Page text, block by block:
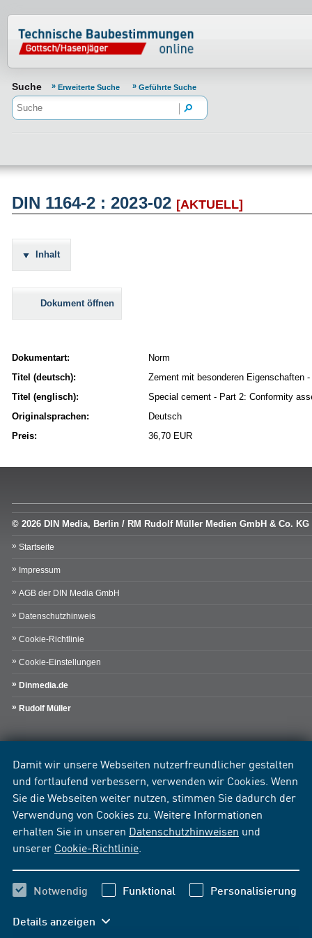
Damit wir unsere Webseiten nutzerfreundlicher gestalten
und fortlaufend verbessern, verwenden wir Cookies. Wenn
Sie die Webseiten weiter nutzen, stimmen Sie dadurch der
Verwendung von Cookies zu. Weitere Informationen
erhalten Sie in unseren Datenschutzhinweisen und
unserer Cookie-Richtlinie
Notwendig Funktional Personalisierung
Details anzeigen
Normenportal Barrierefreiheit
Suche Erweiterte Suche Geführte Suche
DIN 1164-2 : 2023-02 [AKTUELL]
Inhalt
Dokument öffnen
Dokumentart:
Norm
Titel (deutsch):
Zement mit besonderen Eigenschaften
Titel (englisch):
Special cement - Part 2: Conformity
Originalsprachen:
Deutsch
Preis:
36,70 EUR
© 2026 DIN Media, Berlin / RM Rudolf Müller Medien GmbH & Co. KG
Startseite
Impressum
AGB der DIN Media GmbH
Datenschutzhinweis
Cookie-Richtlinie
Cookie-Einstellungen
Dinmedia.de
Rudolf Müller